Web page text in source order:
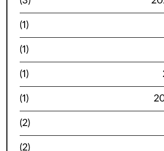
(1)
(1)
(1)
(1)
(2)
(2)